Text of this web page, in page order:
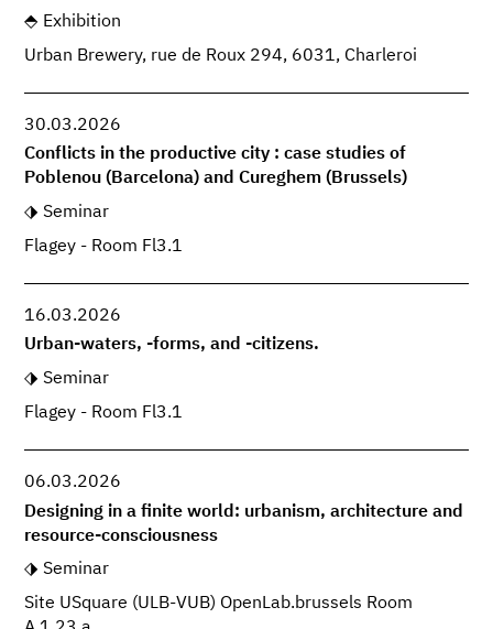
Exhibition
Urban Brewery, rue de Roux 294, 6031, Charleroi
30.03.2026
Conflicts in the productive city : case studies of
Poblenou (Barcelona) and Cureghem (Brussels)
Seminar
Flagey - Room Fl3.1
16.03.2026
Urban-waters, -forms, and -citizens.
Seminar
Flagey - Room Fl3.1
06.03.2026
Designing in a finite world: urbanism, architecture and
resource-consciousness
Seminar
Site USquare (ULB-VUB) OpenLab.brussels Room